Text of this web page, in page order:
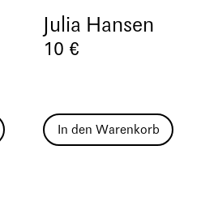
Julia Hansen
10 €
In den Warenkorb